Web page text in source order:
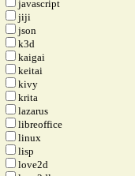
javascript
jiji
json
k3d
kaigai
keitai
kivy
krita
lazarus
libreoffice
linux
lisp
love2d